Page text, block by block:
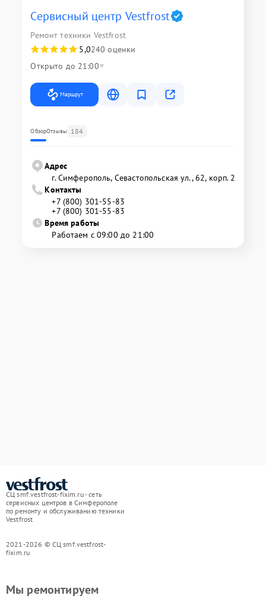
Сервисный центр Vestfrost
Ремонт техники Vestfrost
5,0240 оценки
Открыто до 21:00
Маршрут
ОбзорОтзывы 184
Адрес
г. Симферополь, Севастопольская ул., 62, корп. 2
Контакты
+7 (800) 301-55-83
+7 (800) 301-55-83
Время работы
Работаем с 09:00 до 21:00
СЦ smf.vestfrost-fixim.ru - сеть
сервисных центров в Симферополе
по ремонту и обслуживанию техники
Vestfrost
2021-2026 © СЦ smf.vestfrost-
fixim.ru
Мы ремонтируем